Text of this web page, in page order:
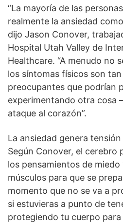
“La mayoría de las
realmente la ansiedad
dijo Jason Conover,
Hospital Utah Valley de
Healthcare. “A menudo no
los síntomas físicos son
preocupantes que podrían
experimentando otra cosa
ataque al corazón”.
La ansiedad genera
Según Conover, el cerebro
los pensamientos de
músculos para que se
momento que no se va a
si estuvieras a punto de
protegiendo tu cuerpo